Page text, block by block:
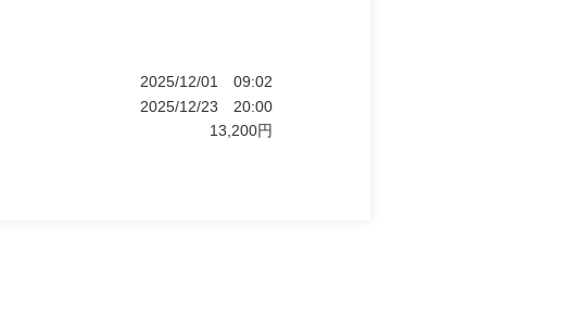
2025/12/01
09:02
2025/12/23
20:00
13,200円